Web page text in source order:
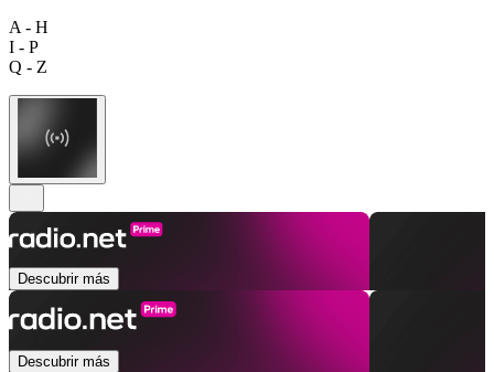
A - H
I - P
Q - Z
Descubrir más
Descubrir más